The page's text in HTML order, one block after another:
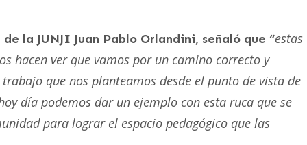
la JUNJI Juan Pablo Orlandini, señaló que “estas
hacen ver que vamos por un camino correcto y
que nos planteamos desde el punto de vista de
día podemos dar un ejemplo con esta ruca que se
para lograr el espacio pedagógico que las